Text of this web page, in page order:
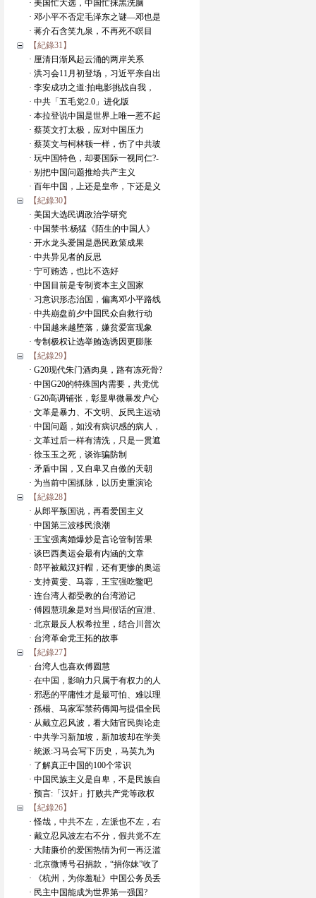
· 美国忙大选，中国忙抹黑洗脑
· 邓小平不否定毛泽东之谜—邓也是
· 蒋介石含笑九泉，不再死不瞑目
【紀錄31】
· 厘清日渐风起云涌的两岸关系
· 洪习会11月初登场，习近平亲自出
· 李安成功之道:拍电影挑战自我，
· 中共「五毛党2.0」进化版
· 本拉登说中国是世界上唯一惹不起
· 蔡英文打太极，应对中国压力
· 蔡英文与柯林顿一样，伤了中共玻
· 玩中国特色，却要国际一视同仁?-
· 别把中国问题推给共产主义
· 百年中国，上还是皇帝，下还是义
【紀錄30】
· 美国大选民调政治学研究
· 中国禁书:杨猛《陌生的中国人》
· 开水龙头爱国是愚民政策成果
· 中共异见者的反思
· 宁可贿选，也比不选好
· 中国目前是专制资本主义国家
· 习意识形态治国，偏离邓小平路线
· 中共崩盘前夕中国民众自救行动
· 中国越来越堕落，嫌贫爱富现象
· 专制极权让选举贿选诱因更膨胀
【紀錄29】
· G20现代朱门酒肉臭，路有冻死骨?
· 中国G20的特殊国内需要，共党优
· G20高调铺张，彰显卑微暴发户心
· 文革是暴力、不文明、反民主运动
· 中国问题，如没有病识感的病人，
· 文革过后一样有清洗，只是一贯遮
· 徐玉玉之死，谈诈骗防制
· 矛盾中国，又自卑又自傲的天朝
· 为当前中国抓脉，以历史重演论
【紀錄28】
· 从郎平叛国说，再看爱国主义
· 中国第三波移民浪潮
· 王宝强离婚爆炒是言论管制苦果
· 谈巴西奥运会最有内涵的文章
· 郎平被戴汉奸帽，还有更惨的奥运
· 支持黄雯、马蓉，王宝强吃鳖吧
· 连台湾人都受教的台湾游记
· 傅园慧現象是对当局假话的宣泄、
· 北京最反人权希拉里，结合川普次
· 台湾革命党王拓的故事
【紀錄27】
· 台湾人也喜欢傅圆慧
· 在中国，影响力只属于有权力的人
· 邪恶的平庸性才是最可怕、难以理
· 孫楊、马家军禁药傳闻与提倡全民
· 从戴立忍风波，看大陆官民舆论走
· 中共学习新加坡，新加坡却在学美
· 統派:习马会写下历史，马英九为
· 了解真正中国的100个常识
· 中国民族主义是自卑，不是民族自
· 预言:「汉奸」打败共产党等政权
【紀錄26】
· 怪哉，中共不左，左派也不左，右
· 戴立忍风波左右不分，假共党不左
· 大陆廉价的爱国热情为何一再泛滥
· 北京微博号召捐款，“捐你妹”收了
· 《杭州，为你羞耻》中国公务员丢
· 民主中国能成为世界第一强国?